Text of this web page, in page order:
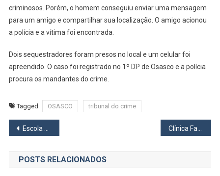
Osasco
criminosos. Porém, o homem conseguiu enviar uma mensagem
para um amigo e compartilhar sua localização. O amigo acionou
a polícia e a vítima foi encontrada.
Dois sequestradores foram presos no local e um celular foi
apreendido. O caso foi registrado no 1º DP de Osasco e a polícia
procura os mandantes do crime.
Tagged OSASCO tribunal do crime
Navegação
de
Post
Escola Estadual de Osasco mostra que é possível uma educação pública de qualidade
POSTS RELACIONADOS